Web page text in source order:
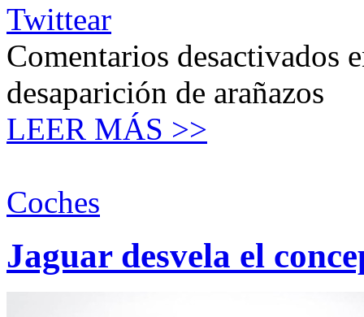
Twittear
Comentarios desactivados
desaparición de arañazos
LEER MÁS >>
Coches
Jaguar desvela el